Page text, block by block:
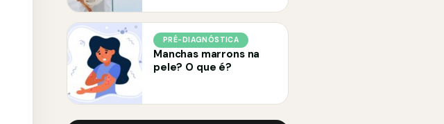
PRÉ-DIAGNÓSTICA
Manchas marrons na
pele? O que é?